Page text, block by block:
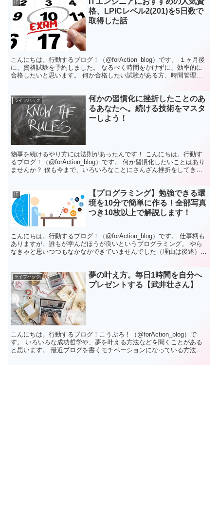
IT
格、LPICレベル2(201)を5日数で
取得した話
こんにちは。行動するブログ！（@forAction_blog）です。 １ヶ月後
に、資格試験を予約しました。 なるべく時間をかけずに、効率的に
合格したいと思います。 何か合格したい試験がある方、時間管理術
ライフハック
何かの習慣化に挫折したことのあ
るあなたへ。続ける技術をマスタ
ーしよう！
物事を続けるやり方には法則があったんです！ こんにちは。行動す
るブログ！（@forAction_blog）です。 何か習慣化したいことはあり
ませんか？ 僕も今まで、いろいろなことにさんざん挫折をしてきま
IT
【プログラミング】勉強できる環
境を10分で簡単に作る！全部写真
つき10枚以上で解説します！
こんにちは。行動するブログ！（@forAction_blog）です。 仕事柄も
ありますが、誰もが学んだほうが良いというプログラミング。 やら
なきゃと思いつつもなかなかできていませんでした（理由は後述）。
ライフハック
夢の叶え方。毎日1時間を自分へ
プレゼントする【武井壮さん】
こんにちは。行動するブログ！こうぶろ！（@forAction_blog）で
す。 いろいろな成功哲学や、夢を叶える方法などを聞くことがある
と思います。 最近ブログを書くモチベーションになっている方法を